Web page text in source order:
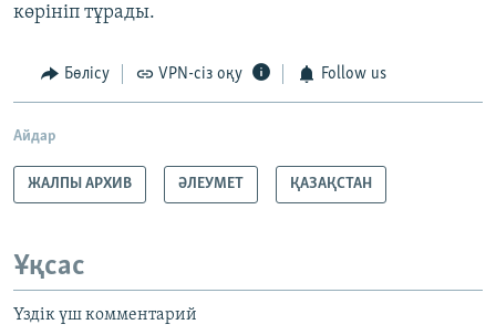
көрініп тұрады.
Бөлісу VPN-сіз оқу Follow us
Айдар
ЖАЛПЫ АРХИВ ӘЛЕУМЕТ ҚАЗАҚСТАН
Ұқсас
Үздік үш комментарий